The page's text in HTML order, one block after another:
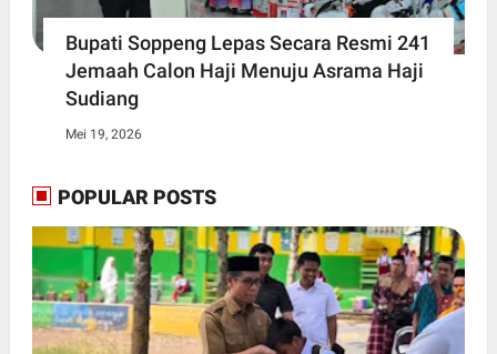
Bupati Soppeng Lepas Secara Resmi 241
Jemaah Calon Haji Menuju Asrama Haji
Sudiang
Mei 19, 2026
POPULAR POSTS